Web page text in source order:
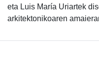
eta Luis María Uriartek
arkitektonikoaren